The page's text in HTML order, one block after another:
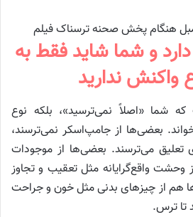
و شما شاید فقط به
واکنش ندارید
شما «اصلاً نمی‌ترسید»، بلکه نوع
بعضی‌ها از جامپ‌اسکر نمی‌ترسند،
تعلیق می‌ترسند. بعضی‌ها از موجودات
وحشت واقع‌گرایانه مثل تعقیب و تجاوز
هم از چیزهای بدنی مثل خون و جراحت
تا ترس.